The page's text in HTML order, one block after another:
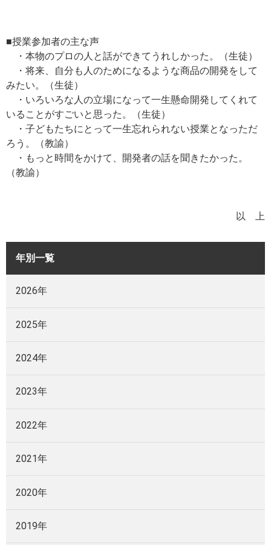
■授業参加者の主な声
・本物のプロの人と話ができてうれしかった。（生徒）
・将来、自分も人のためになるような商品の開発をして
みたい。（生徒）
・いろいろな人の立場になって一生懸命開発してくれて
いることがすごいと思った。（生徒）
・子どもたちにとって一生忘れられない授業となっただ
ろう。（教諭）
・もっと時間をかけて、開発者の話を聞きたかった。
（教諭）
以 上
年別一覧
2026年
2025年
2024年
2023年
2022年
2021年
2020年
2019年